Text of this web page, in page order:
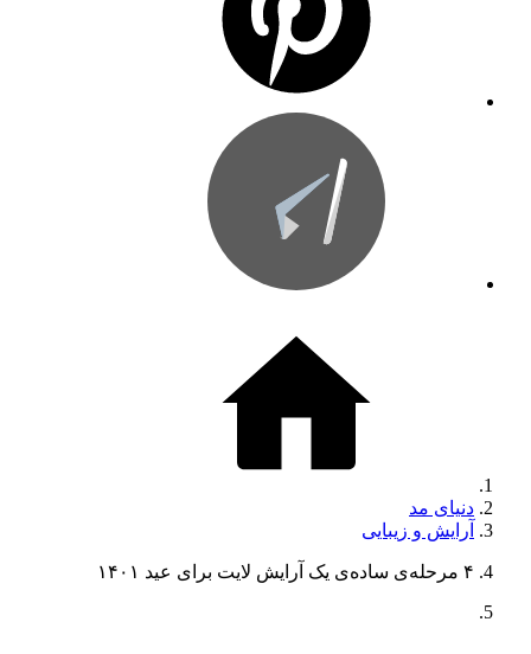
دنیای مد
آرایش و زیبایی
۴ مرحله‌ی ساده‌ی یک آرایش لایت برای عید ۱۴۰۱